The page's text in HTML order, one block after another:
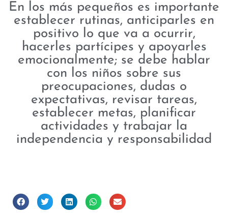
En los más pequeños es importante
establecer rutinas, anticiparles en
positivo lo que va a ocurrir,
hacerles partícipes y apoyarles
emocionalmente; se debe hablar
con los niños sobre sus
preocupaciones, dudas o
expectativas, revisar tareas,
establecer metas, planificar
actividades y trabajar la
independencia y responsabilidad